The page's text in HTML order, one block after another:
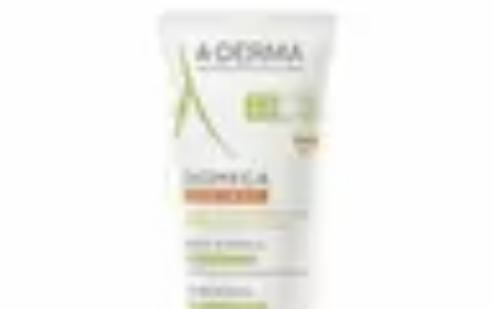
Famille et Relations
Purification et Spiritualité